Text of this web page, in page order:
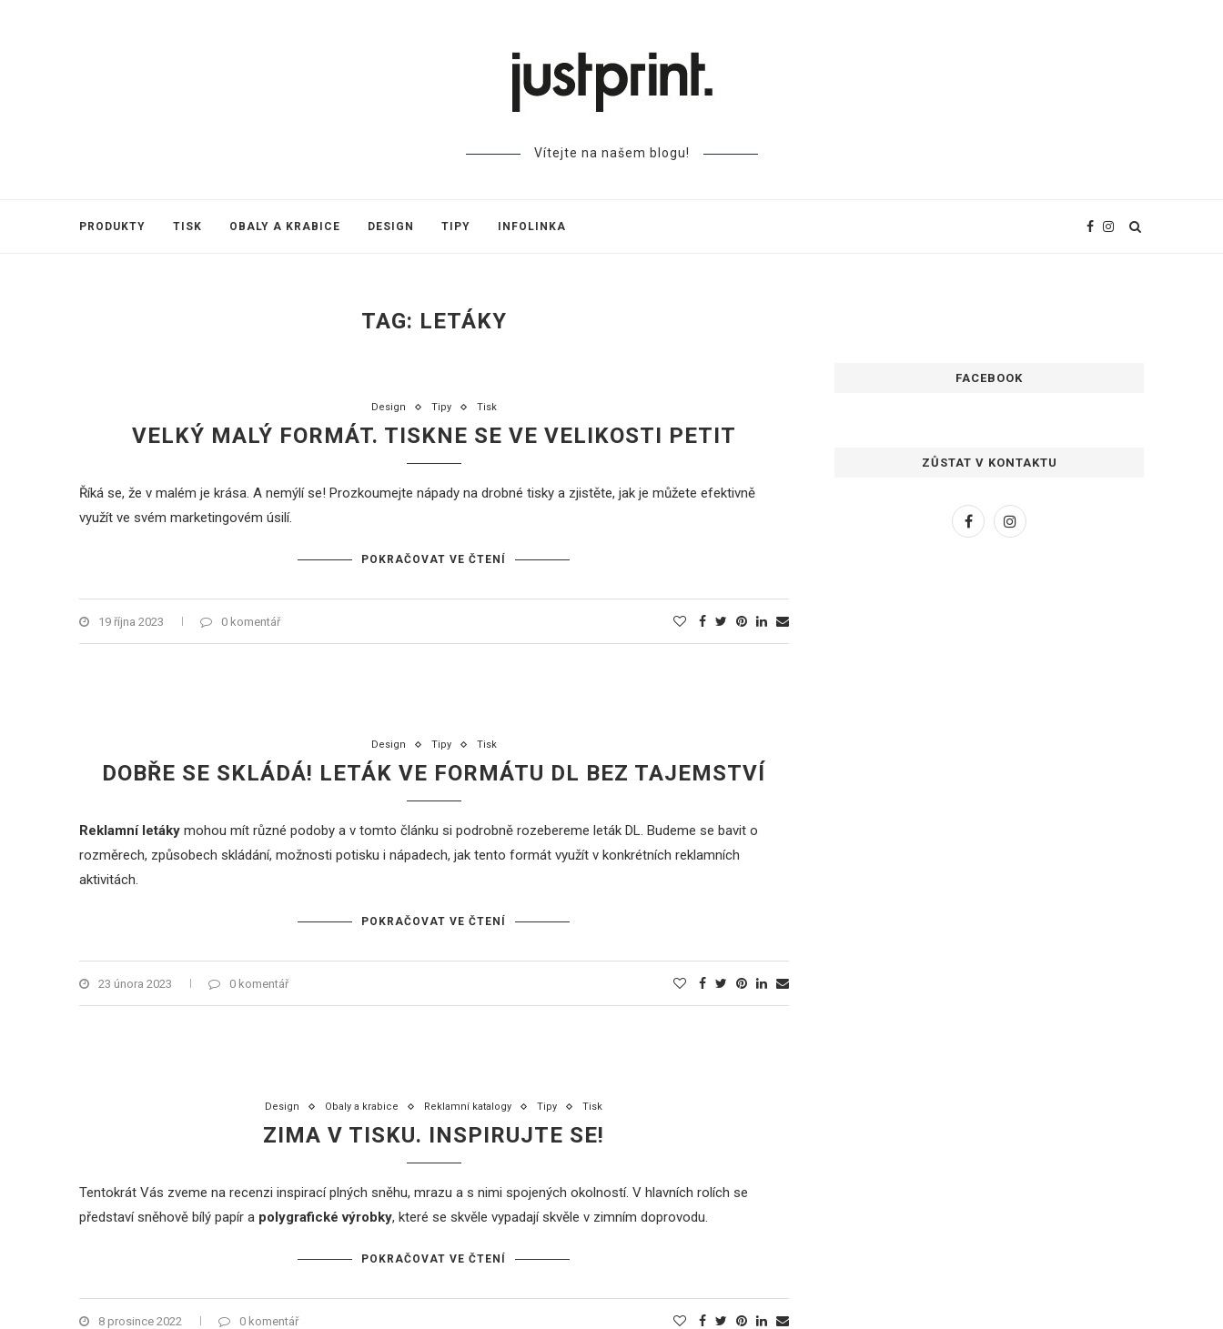
Vítejte na našem blogu!
PRODUKTY TISK OBALY A KRABICE DESIGN TIPY INFOLINKA
TAG: LETÁKY
Design Tipy Tisk
VELKÝ MALÝ FORMÁT. TISKNE SE VE VELIKOSTI PETIT
Říká se, že v malém je krása. A nemýlí se! Prozkoumejte nápady na drobné tisky a zjistěte, jak je můžete efektivně
využít ve svém marketingovém úsilí.
POKRAČOVAT VE ČTENÍ
19 října 2023 0 komentář
Design Tipy Tisk
DOBŘE SE SKLÁDÁ! LETÁK VE FORMÁTU DL BEZ TAJEMSTVÍ
Reklamní letáky mohou mít různé podoby a v tomto článku si podrobně rozebereme leták DL. Budeme se bavit o
rozměrech, způsobech skládání, možnosti potisku i nápadech, jak tento formát využít v konkrétních reklamních
aktivitách.
POKRAČOVAT VE ČTENÍ
23 února 2023 0 komentář
Design Obaly a krabice Reklamní katalogy Tipy Tisk
ZIMA V TISKU. INSPIRUJTE SE!
Tentokrát Vás zveme na recenzi inspirací plných sněhu, mrazu a s nimi spojených okolností. V hlavních rolích se
představí sněhově bílý papír a polygrafické výrobky, které se skvěle vypadají skvěle v zimním doprovodu.
POKRAČOVAT VE ČTENÍ
8 prosince 2022 0 komentář
FACEBOOK
ZŮSTAT V KONTAKTU